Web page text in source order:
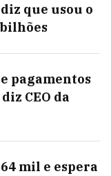
que usou o
pagamentos
CEO da
mil e espera